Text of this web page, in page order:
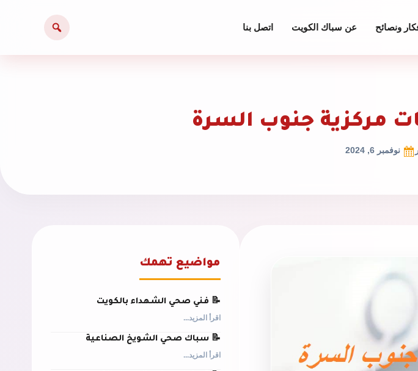
ونصائح عن سباك الكويت اتصل بنا
مركزية جنوب السرة
نوفمبر 6, 2024
مواضيع تهمك
📝 فني صحي الشهداء بالكويت
اقرأ المزيد...
📝 سباك صحي الشويخ الصناعية
اقرأ المزيد...